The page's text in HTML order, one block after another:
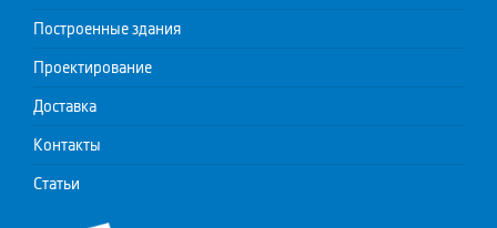
Построенные здания
Проектирование
Доставка
Контакты
Статьи